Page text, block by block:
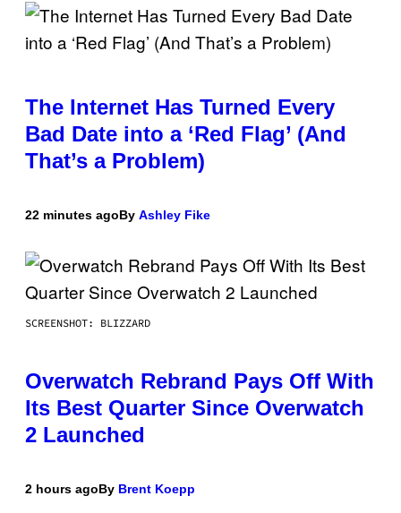
The Internet Has Turned Every
Bad Date into a ‘Red Flag’ (And
That’s a Problem)
22 minutes agoBy Ashley Fike
SCREENSHOT: BLIZZARD
Overwatch Rebrand Pays Off With
Its Best Quarter Since Overwatch
2 Launched
2 hours agoBy Brent Koepp